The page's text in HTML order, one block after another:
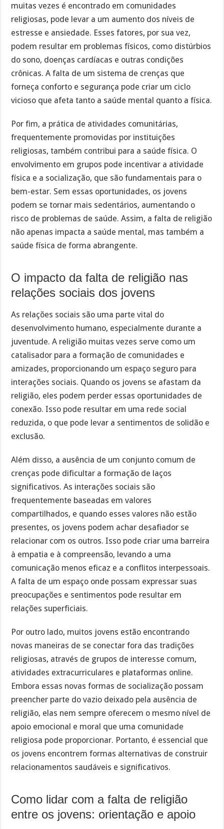
muitas vezes é encontrado em comunidades
religiosas, pode levar a um aumento dos níveis de
estresse e ansiedade. Esses fatores, por sua vez,
podem resultar em problemas físicos, como distúrbios
do sono, doenças cardíacas e outras condições
crônicas. A falta de um sistema de crenças que
forneça conforto e segurança pode criar um ciclo
vicioso que afeta tanto a saúde mental quanto a física.
Por fim, a prática de atividades comunitárias,
frequentemente promovidas por instituições
religiosas, também contribui para a saúde física. O
envolvimento em grupos pode incentivar a atividade
física e a socialização, que são fundamentais para o
bem-estar. Sem essas oportunidades, os jovens
podem se tornar mais sedentários, aumentando o
risco de problemas de saúde. Assim, a falta de religião
não apenas impacta a saúde mental, mas também a
saúde física de forma abrangente.
O impacto da falta de religião nas
relações sociais dos jovens
As relações sociais são uma parte vital do
desenvolvimento humano, especialmente durante a
juventude. A religião muitas vezes serve como um
catalisador para a formação de comunidades e
amizades, proporcionando um espaço seguro para
interações sociais. Quando os jovens se afastam da
religião, eles podem perder essas oportunidades de
conexão. Isso pode resultar em uma rede social
reduzida, o que pode levar a sentimentos de solidão e
exclusão.
Além disso, a ausência de um conjunto comum de
crenças pode dificultar a formação de laços
significativos. As interações sociais são
frequentemente baseadas em valores
compartilhados, e quando esses valores não estão
presentes, os jovens podem achar desafiador se
relacionar com os outros. Isso pode criar uma barreira
à empatia e à compreensão, levando a uma
comunicação menos eficaz e a conflitos interpessoais.
A falta de um espaço onde possam expressar suas
preocupações e sentimentos pode resultar em
relações superficiais.
Por outro lado, muitos jovens estão encontrando
novas maneiras de se conectar fora das tradições
religiosas, através de grupos de interesse comum,
atividades extracurriculares e plataformas online.
Embora essas novas formas de socialização possam
preencher parte do vazio deixado pela ausência de
religião, elas nem sempre oferecem o mesmo nível de
apoio emocional e moral que uma comunidade
religiosa pode proporcionar. Portanto, é essencial que
os jovens encontrem formas alternativas de construir
relacionamentos saudáveis e significativos.
Como lidar com a falta de religião
entre os jovens: orientação e apoio